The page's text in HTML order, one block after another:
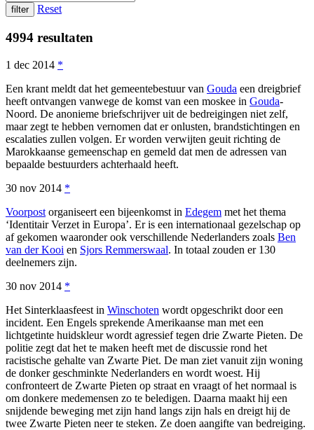
Reset
4994 resultaten
1 dec 2014 *
Een krant meldt dat het gemeentebestuur van Gouda een dreigbrief
heeft ontvangen vanwege de komst van een moskee in Gouda-
Noord. De anonieme briefschrijver uit de bedreigingen niet zelf,
maar zegt te hebben vernomen dat er onlusten, brandstichtingen en
escalaties zullen volgen. Er worden verwijten geuit richting de
Marokkaanse gemeenschap en gemeld dat men de adressen van
bepaalde bestuurders achterhaald heeft.
30 nov 2014 *
Voorpost organiseert een bijeenkomst in Edegem met het thema
‘Identitair Verzet in Europa’. Er is een internationaal gezelschap op
af gekomen waaronder ook verschillende Nederlanders zoals Ben
van der Kooi en Sjors Remmerswaal. In totaal zouden er 130
deelnemers zijn.
30 nov 2014 *
Het Sinterklaasfeest in Winschoten wordt opgeschrikt door een
incident. Een Engels sprekende Amerikaanse man met een
lichtgetinte huidskleur wordt agressief tegen drie Zwarte Pieten. De
politie zegt dat het te maken heeft met de discussie rond het
racistische gehalte van Zwarte Piet. De man ziet vanuit zijn woning
de donker geschminkte Nederlanders en wordt woest. Hij
confronteert de Zwarte Pieten op straat en vraagt of het normaal is
om donkere medemensen zo te beledigen. Daarna maakt hij een
snijdende beweging met zijn hand langs zijn hals en dreigt hij de
twee Zwarte Pieten neer te steken. Ze doen aangifte van bedreiging.